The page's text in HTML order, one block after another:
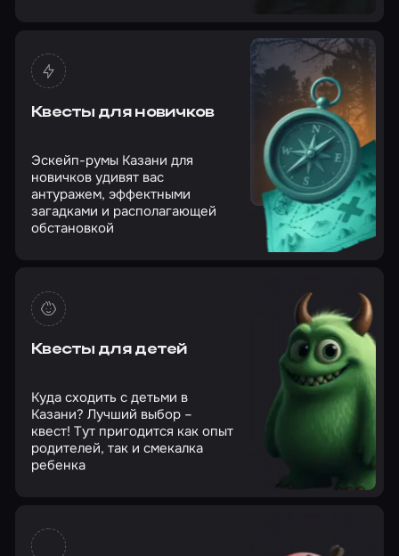
Квесты для новичков
Эскейп-румы Казани для
новичков удивят вас
антуражем, эффектными
загадками и располагающей
обстановкой
Квесты для детей
Куда сходить с детьми в
Казани? Лучший выбор –
квест! Тут пригодится как опыт
родителей, так и смекалка
ребенка